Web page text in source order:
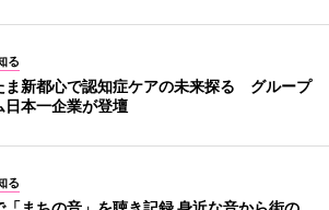
る
ま新都心で認知症ケアの未来探る グループ
日本一企業が登壇
る